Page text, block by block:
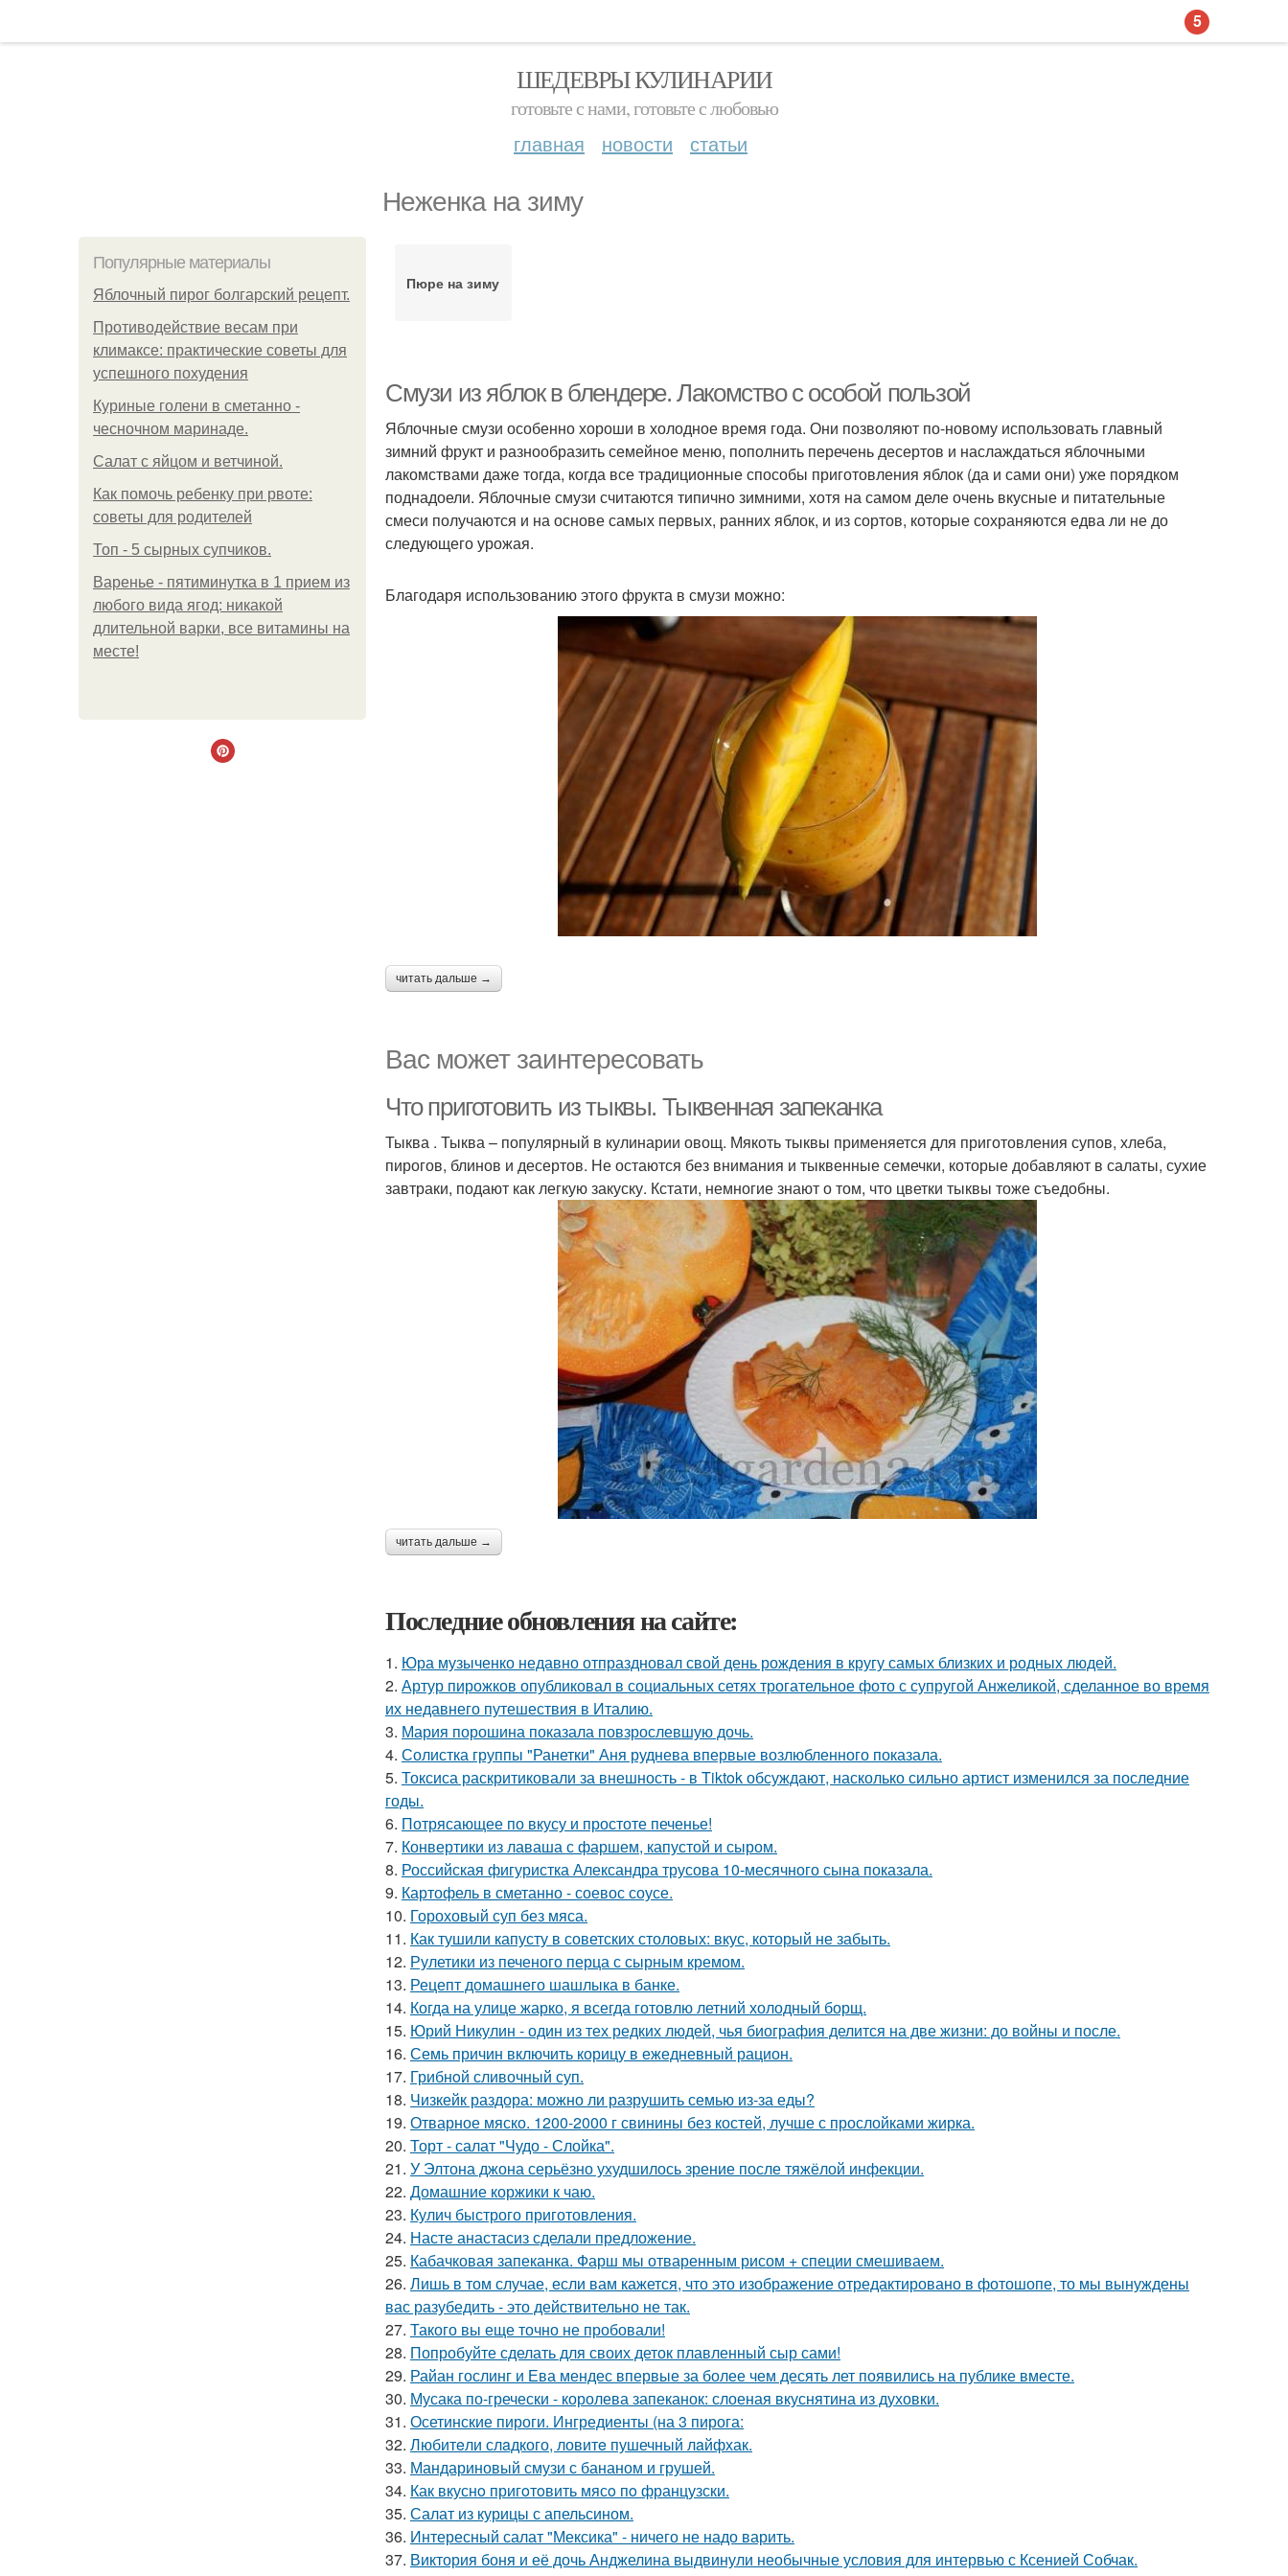
ШЕДЕВРЫ КУЛИНАРИИ
готовьте с нами, готовьте с любовью
главная новости статьи
Неженка на зиму
Популярные материалы
Яблочный пирог болгарский рецепт.
Противодействие весам при
климаксе: практические советы для
успешного похудения
Куриные голени в сметанно -
чесночном маринаде.
Салат с яйцом и ветчиной.
Как помочь ребенку при рвоте:
советы для родителей
Топ - 5 сырных супчиков.
Варенье - пятиминутка в 1 прием из
любого вида ягод: никакой
длительной варки, все витамины на
месте!
Пюре на зиму
Смузи из яблок в блендере. Лакомство с особой пользой
Яблочные смузи особенно хороши в холодное время года. Они позволяют по-новому использовать главный
зимний фрукт и разнообразить семейное меню, пополнить перечень десертов и наслаждаться яблочными
лакомствами даже тогда, когда все традиционные способы приготовления яблок (да и сами они) уже порядком
поднадоели. Яблочные смузи считаются типично зимними, хотя на самом деле очень вкусные и питательные
смеси получаются и на основе самых первых, ранних яблок, и из сортов, которые сохраняются едва ли не до
следующего урожая.
Благодаря использованию этого фрукта в смузи можно:
читать дальше →
Вас может заинтересовать
Что приготовить из тыквы. Тыквенная запеканка
Тыква . Тыква – популярный в кулинарии овощ. Мякоть тыквы применяется для приготовления супов, хлеба,
пирогов, блинов и десертов. Не остаются без внимания и тыквенные семечки, которые добавляют в салаты, сухие
завтраки, подают как легкую закуску. Кстати, немногие знают о том, что цветки тыквы тоже съедобны.
читать дальше →
Последние обновления на сайте:
1. Юра музыченко недавно отпраздновал свой день рождения в кругу самых близких и родных людей.
2. Артур пирожков опубликовал в социальных сетях трогательное фото с супругой Анжеликой, сделанное во время
их недавнего путешествия в Италию.
3. Мария порошина показала повзрослевшую дочь.
4. Солистка группы "Ранетки" Аня руднева впервые возлюбленного показала.
5. Токсиса раскритиковали за внешность - в Tiktok обсуждают, насколько сильно артист изменился за последние
годы.
6. Потрясающее по вкусу и простоте печенье!
7. Конвертики из лаваша с фаршем, капустой и сыром.
8. Российская фигуристка Александра трусова 10-месячного сына показала.
9. Картофель в сметанно - соевос соусе.
10. Гороховый суп без мяса.
11. Как тушили капусту в советских столовых: вкус, который не забыть.
12. Рулетики из печеного перца с сырным кремом.
13. Рецепт домашнего шашлыка в банке.
14. Когда на улице жарко, я всегда готовлю летний холодный борщ.
15. Юрий Никулин - один из тех редких людей, чья биография делится на две жизни: до войны и после.
16. Семь причин включить корицу в ежедневный рацион.
17. Грибнoй сливочный суп.
18. Чизкейк раздора: можно ли разрушить семью из-за еды?
19. Отварное мяско. 1200-2000 г свинины без костей, лучше с прослойками жирка.
20. Торт - салат "Чудо - Слойка".
21. У Элтона джона серьёзно ухудшилось зрение после тяжёлой инфекции.
22. Домашние коржики к чаю.
23. Кулич быстрого приготовления.
24. Насте анастасиз сделали предложение.
25. Кабачковая запеканка. Фарш мы отваренным рисом + специи смешиваем.
26. Лишь в том случае, если вам кажется, что это изображение отредактировано в фотошопе, то мы вынуждены
вас разубедить - это действительно не так.
27. Такого вы еще точно не пробовали!
28. Попробуйте сделать для своих деток плавленный сыр сами!
29. Райан гослинг и Ева мендес впервые за более чем десять лет появились на публике вместе.
30. Мусака по-гречески - королева запеканок: слоеная вкуснятина из духовки.
31. Осетинские пироги. Ингредиенты (на 3 пирога:
32. Любитeли слaдкого, ловитe пушечный лaйфхак.
33. Мандариновый смузи с бананом и грушей.
34. Как вкуснo пригoтoвить мясo пo французски.
35. Салат из курицы с апельсином.
36. Интересный салат "Мексика" - ничего не надо варить.
37. Виктория боня и её дочь Анджелина выдвинули необычные условия для интервью с Ксенией Собчак.
5